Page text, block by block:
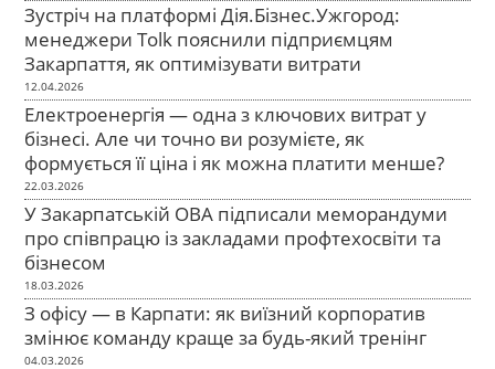
Зустріч на платформі Дія.Бізнес.Ужгород:
менеджери Tolk пояснили підприємцям
Закарпаття, як оптимізувати витрати
12.04.2026
Електроенергія — одна з ключових витрат у
бізнесі. Але чи точно ви розумієте, як
формується її ціна і як можна платити менше?
22.03.2026
У Закарпатській ОВА підписали меморандуми
про співпрацю із закладами профтехосвіти та
бізнесом
18.03.2026
З офісу — в Карпати: як виїзний корпоратив
змінює команду краще за будь-який тренінг
04.03.2026